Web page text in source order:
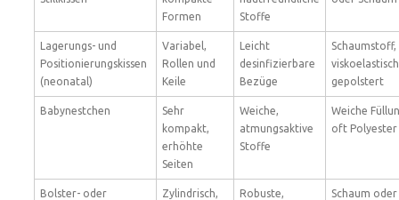
Formen
Stoffe
Lagerungs- und
Positionierungskissen
(neonatal)
Variabel,
Rollen und
Keile
Leicht
desinfizierbare
Bezüge
Schaumstoff,
gepolstert
Babynestchen
Sehr
kompakt,
erhöhte
Seiten
Weiche,
atmungsaktive
Stoffe
Weiche
oft Polyester
Bolster- oder
Zylindrisch,
Robuste,
Schaum oder